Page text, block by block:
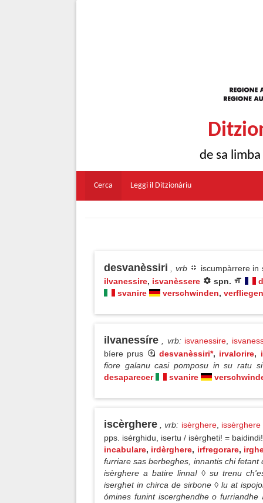
de sa
Cerca Leggi il Ditzionàriu
desvanèssiri , vrb
iscumpàrrere
ilvanessire, isvanèssere spn.
svanire
verschwinden, verfliegen
ilvanessíre , vrb: isvanessire
bíere prus
desvanèssiri*, irvalorire,
fiore galanu casi pomposu in su ratu si
desaparecer
svanire
iscèrghere , vrb: isèrghere, issèrghere
pps. isérghidu, isertu / isèrgheti! =
incabulare, irdèrghere, irfregorare,
furriare sas berbeghes, innantis chi
isèrghere a batire linna! ◊ su trenu
iserghet in chirca de sirbone ◊ lu at
ómines funint iscerghendhe o